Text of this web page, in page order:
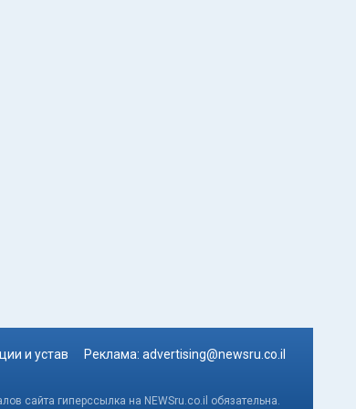
и устав Реклама: advertising@newsru.co.il
сайта гиперссылка на NEWSru.co.il обязательна.